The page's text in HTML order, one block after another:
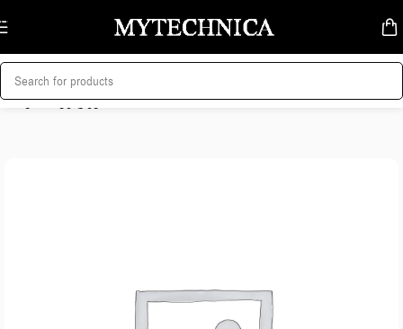
Skip to navigation
Skip to main content
მთავარი/ტელევიზორი